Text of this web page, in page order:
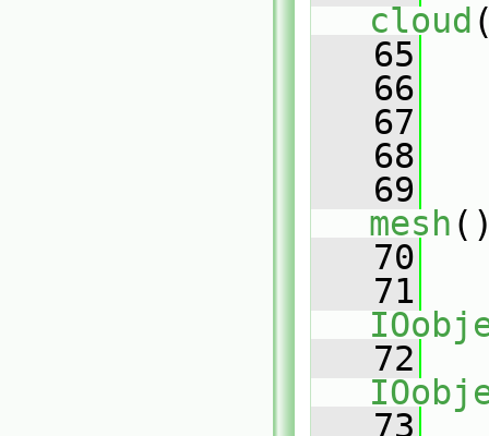
cloud
   65
   66
   67
   68
   69
mesh
   70
   71
   72
   73